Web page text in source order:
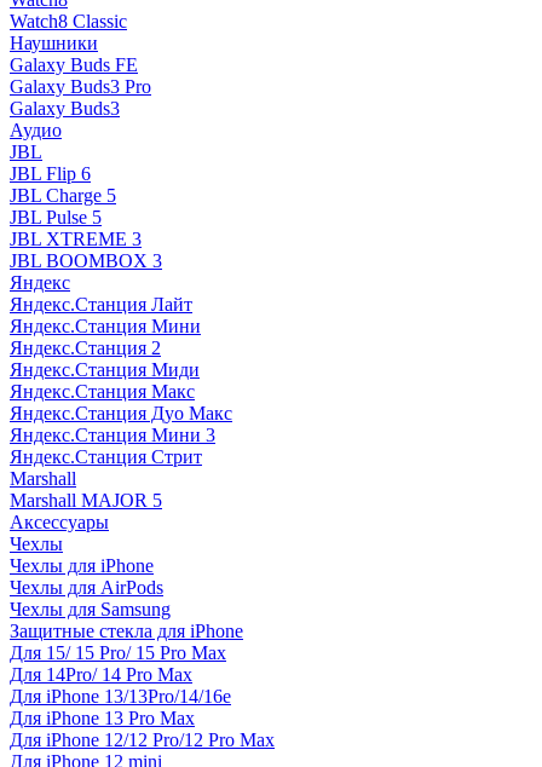
Watch8 Classic
Наушники
Galaxy Buds FE
Galaxy Buds3 Pro
Galaxy Buds3
Аудио
JBL
JBL Flip 6
JBL Charge 5
JBL Pulse 5
JBL XTREME 3
JBL BOOMBOX 3
Яндекс
Яндекс.Станция Лайт
Яндекс.Станция Мини
Яндекс.Станция 2
Яндекс.Станция Миди
Яндекс.Станция Макс
Яндекс.Станция Дуо Макс
Яндекс.Станция Мини 3
Яндекс.Станция Стрит
Marshall
Marshall MAJOR 5
Аксессуары
Чехлы
Чехлы для iPhone
Чехлы для AirPods
Чехлы для Samsung
Защитные стекла для iPhone
Для 15/ 15 Pro/ 15 Pro Max
Для 14Pro/ 14 Pro Max
Для iPhone 13/13Pro/14/16e
Для iPhone 13 Pro Max
Для iPhone 12/12 Pro/12 Pro Max
Для iPhone 12 mini